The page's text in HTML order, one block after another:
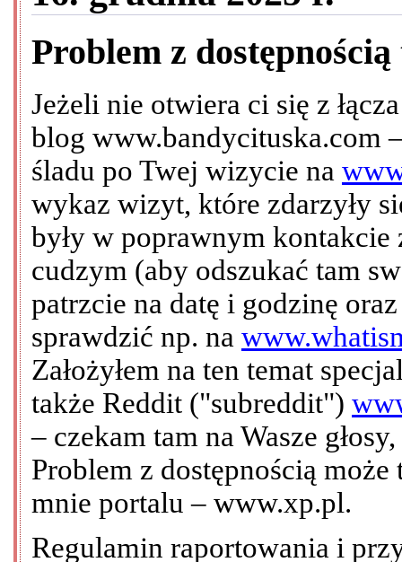
Problem z dostępnością
Jeżeli nie otwiera ci się z
blog www.bandycituska.com
śladu po Twej wizycie na
wykaz wizyt, które zdarzyły
były w poprawnym
cudzym (aby odszukać tam
patrzcie na datę i godzinę
sprawdzić np. na
Założyłem na ten temat
także Reddit ("subreddit")
– czekam tam na Wasze
Problem z dostępnością
mnie portalu – www.xp.pl.
Regulamin raportowania i